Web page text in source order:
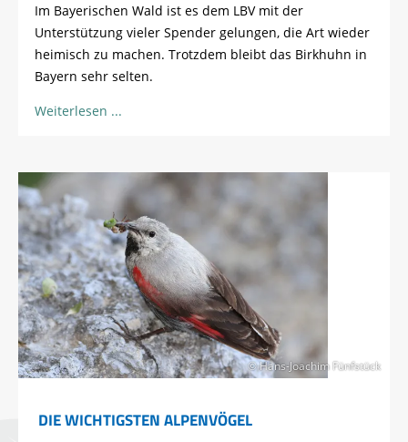
Im Bayerischen Wald ist es dem LBV mit der
Unterstützung vieler Spender gelungen, die Art wieder
heimisch zu machen. Trotzdem bleibt das Birkhuhn in
Bayern sehr selten.
Weiterlesen
© Hans-Joachim Fünfstück
DIE WICHTIGSTEN ALPENVÖGEL